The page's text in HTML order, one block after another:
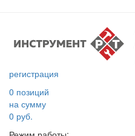
регистрация
0 позиций
на сумму
0 руб.